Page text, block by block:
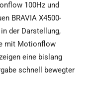
100Hz und
BRAVIA X4500-
der Darstellung,
mit Motionflow
eine bislang
schnell bewegter